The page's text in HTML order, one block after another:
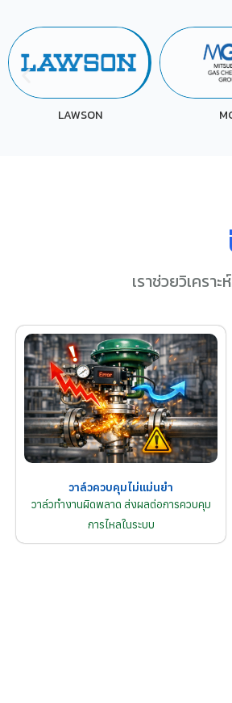
MGC
เราช่วยวิเครา
วาล์วควบคุมไม่แม่นยำ
วาล์วทำงานผิดพลาด ส่งผลต่อการควบคุม
การไหลในระบบ